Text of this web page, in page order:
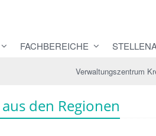
FACHBEREICHE
Verwaltungszentrum
den Regionen